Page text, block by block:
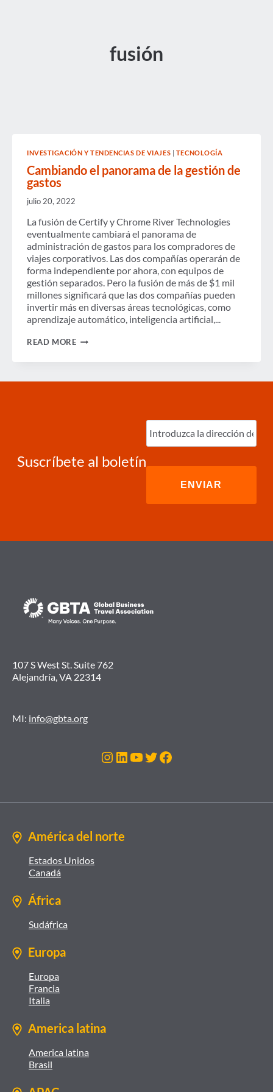
fusión
INVESTIGACIÓN Y TENDENCIAS DE VIAJES TECNOLOGÍA
Cambiando el panorama de la gestión de
gastos
julio 20, 2022
La fusión de Certify y Chrome River Technologies
eventualmente cambiará el panorama de
administración de gastos para los compradores de
viajes corporativos. Las dos compañías operarán de
forma independiente por ahora, con equipos de
gestión separados. Pero la fusión de más de $1 mil
millones significará que las dos compañías pueden
invertir más en diversas áreas tecnológicas, como
aprendizaje automático, inteligencia artificial,...
READ MORECAMBIANDO
Suscríbete al boletín
Ingrese
correo
electrónico
107 S West St. Suite 762
Alejandría, VA 22314
MI: info@gbta.org
Instagram
LinkedIn
YouTube
Twitter
Facebook
América del norte
Estados Unidos
Canadá
África
Sudáfrica
Europa
Europa
Francia
Italia
America latina
America latina
Brasil